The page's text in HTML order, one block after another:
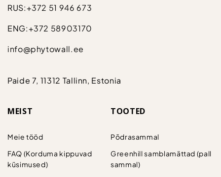
MEIST
Meie tööd
FAQ (Korduma kippuvad
küsimused)
TOOTED
Põdrasammal
Greenhill samblamättad (pall
sammal)
RUS:+372 51 946 673
ENG:+372 58903170
info@phytowall.ee
Paide 7, 11312 Tallinn, Estonia